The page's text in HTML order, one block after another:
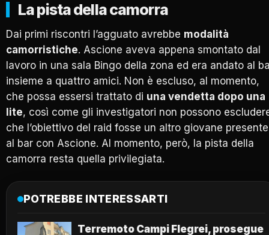
La pista della camorra
Dai primi riscontri l’agguato avrebbe modalità
camorristiche. Ascione aveva appena smontato dal
lavoro in una sala Bingo della zona ed era andato al
insieme a quattro amici. Non è escluso, al momento,
che possa essersi trattato di una vendetta dopo una
lite, così come gli investigatori non possono
che l’obiettivo del raid fosse un altro giovane presente
al bar con Ascione. Al momento, però, la pista della
camorra resta quella privilegiata.
POTREBBE INTERESSARTI
Terremoto Campi Flegrei, prosegue